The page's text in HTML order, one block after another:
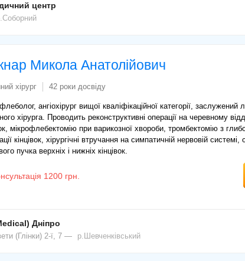
центр
Микола Анатолійович
хірург 42 роки досвіду
ангіохірург вищої кваліфікаційної категорії, заслужений
хірурга. Проводить реконструктивні операції на черевному
мікрофлебектомію при варикозної хвороби, тромбектомію з
кінцівок, хірургічні втручання на симпатичній нервовій
пучка верхніх і нижніх кінцівок.
1200 грн.
Дніпро
(Глінки) 2-ї, 7 р.Шевченківський